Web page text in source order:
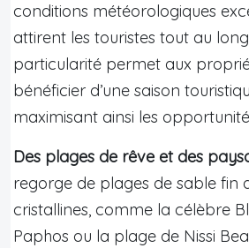
conditions météorologiques
attirent les touristes tout au
particularité permet aux
bénéficier d’une saison
maximisant ainsi les
Des plages de rêve et des
regorge de plages de sable fin
cristallines, comme la célèbre
Paphos ou la plage de Nissi